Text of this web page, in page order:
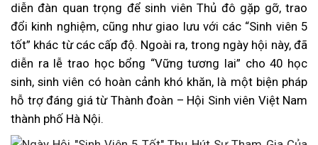
diễn đàn quan trọng để sinh viên Thủ đô gặp gỡ, trao
đổi kinh nghiệm, cũng như giao lưu với các “Sinh viên 5
tốt” khác từ các cấp độ. Ngoài ra, trong ngày hội này, đã
diễn ra lễ trao học bổng “Vững tương lai” cho 40 học
sinh, sinh viên có hoàn cảnh khó khăn, là một biện pháp
hỗ trợ đáng giá từ Thành đoàn – Hội Sinh viên Việt Nam
thành phố Hà Nội.